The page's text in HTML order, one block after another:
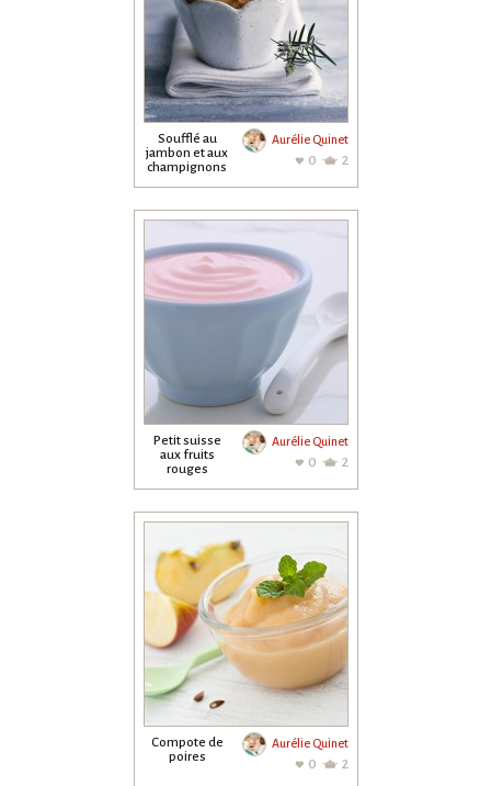
Soufflé au
jambon et aux
champignons
Aurélie Quinet
0 2
Petit suisse
aux fruits
rouges
Aurélie Quinet
0 2
Compote de
poires
Aurélie Quinet
0 2